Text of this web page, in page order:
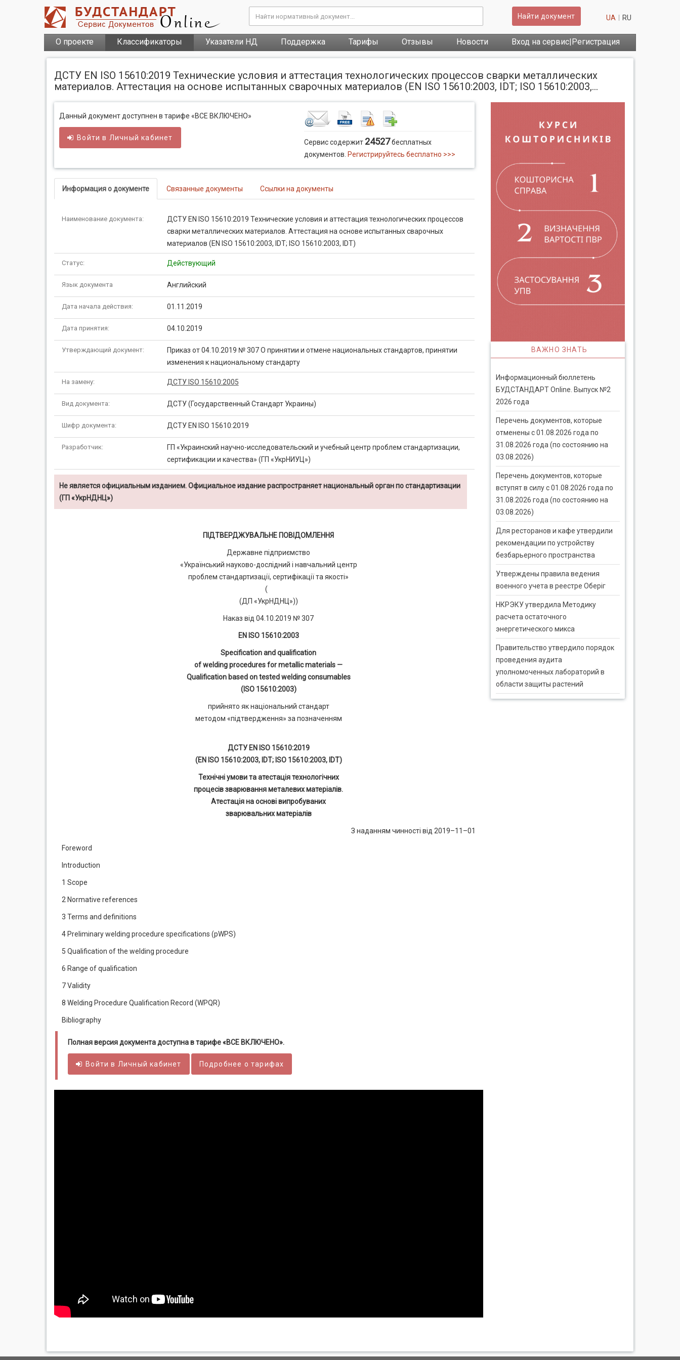
Найти документ UA RU
О проекте Классификаторы Указатели НД Поддержка Тарифы Отзывы Новости Вход на сервис|Регистрация
ДСТУ EN ІSO 15610:2019 Технические условия и аттестация технологических процессов сварки металлических
материалов. Аттестация на основе испытанных сварочных материалов (EN ISO 15610:2003, IDT; ISO 15610:2003,...
Данный документ доступнен в тарифе «ВСЕ ВКЛЮЧЕНО»
Войти в Личный кабинет
Сервис содержит 24527бесплатных
документов. Регистрируйтесь бесплатно >>>
Информация о документе Связанные документы Ссылки на документы
Наименование документа:
ДСТУ EN ІSO 15610:2019 Технические условия и аттестация технологических процессов
сварки металлических материалов. Аттестация на основе испытанных сварочных
материалов (EN ISO 15610:2003, IDT; ISO 15610:2003, IDT)
Статус: Действующий
Язык документа Английский
Дата начала действия: 01.11.2019
Дата принятия: 04.10.2019
Утверждающий документ:
Приказ от 04.10.2019 № 307 О принятии и отмене национальных стандартов, принятии
изменения к национальному стандарту
На замену: ДСТУ ISO 15610:2005
Вид документа: ДСТУ (Государственный Стандарт Украины)
Шифр документа: ДСТУ EN ІSO 15610:2019
Разработчик:
ГП «Украинский научно-исследовательский и учебный центр проблем стандартизации,
сертификации и качества» (ГП «УкрНИУЦ»)
Не является официальным изданием. Официальное издание распространяет национальный орган по стандартизации
(ГП «УкрНДНЦ»)
ПІДТВЕРДЖУВАЛЬНЕ ПОВІДОМЛЕННЯ
Державне підприємство
«Український науково-дослідний і навчальний центр
проблем стандартизації, сертифікації та якості»
(
(ДП «УкрНДНЦ»))
Наказ від 04.10.2019 № 307
EN ISO 15610:2003
Specification and qualification
of welding procedures for metallic materials —
Qualification based on tested welding consumables
(ISO 15610:2003)
прийнято як національний стандарт
методом «підтвердження» за позначенням
ДСТУ EN ІSO 15610:2019
(EN ISO 15610:2003, IDT; ISO 15610:2003, IDT)
Технічні умови та атестація технологічних
процесів зварювання металевих матеріалів.
Атестація на основі випробуваних
зварювальних матеріалів
З наданням чинності від 2019–11–01
Foreword
Introduction
1 Scope
2 Normative references
3 Terms and definitions
4 Preliminary welding procedure specifications (pWPS)
5 Qualification of the welding procedure
6 Range of qualification
7 Validity
8 Welding Procedure Qualification Record (WPQR)
Bibliography
Полная версия документа доступна в тарифе «ВСЕ ВКЛЮЧЕНО».
Войти в Личный кабинет Подробнее о тарифах
ВАЖНО ЗНАТЬ
Информационный бюллетень
БУДСТАНДАРТ Online. Выпуск №2
2026 года
Перечень документов, которые
отменены с 01.08.2026 года по
31.08.2026 года (по состоянию на
03.08.2026)
Перечень документов, которые
вступят в силу с 01.08.2026 года по
31.08.2026 года (по состоянию на
03.08.2026)
Для ресторанов и кафе утвердили
рекомендации по устройству
безбарьерного пространства
Утверждены правила ведения
военного учета в реестре Оберіг
НКРЭКУ утвердила Методику
расчета остаточного
энергетического микса
Правительство утвердило порядок
проведения аудита
уполномоченных лабораторий в
области защиты растений